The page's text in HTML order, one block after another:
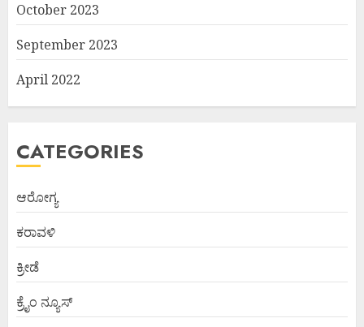
October 2023
September 2023
April 2022
CATEGORIES
ಆರೋಗ್ಯ
ಕರಾವಳಿ
ಕ್ರೀಡೆ
ಕ್ರೈಂ ನ್ಯೂಸ್